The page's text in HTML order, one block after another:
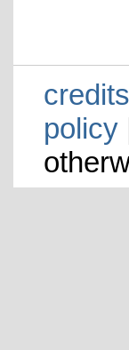
credits
policy